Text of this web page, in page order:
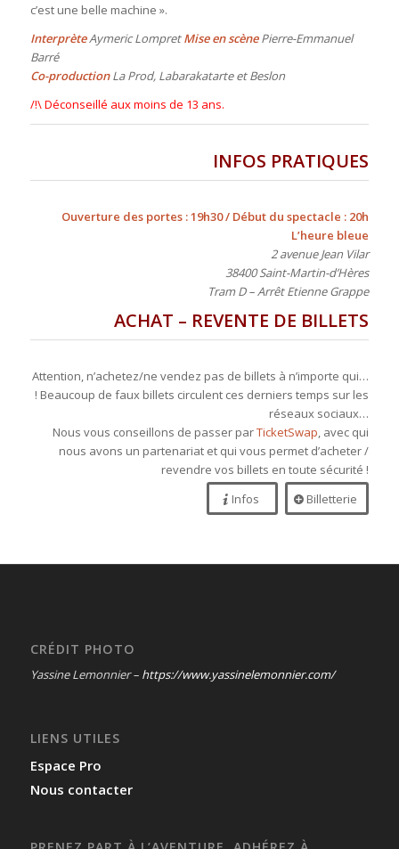
c’est une belle machine ».
InterprèteAymeric LompretMise en scènePierre-Emmanuel
Barré
Co-productionLa Prod, Labarakatarte et Beslon
/!\ Déconseillé aux moins de 13 ans.
INFOS PRATIQUES
Ouverture des portes : 19h30 / Début du spectacle : 20h
L’heure bleue
2 avenue Jean Vilar
38400 Saint-Martin-d’Hères
Tram D – Arrêt Etienne Grappe
ACHAT – REVENTE DE BILLETS
Attention, n’achetez/ne vendez pas de billets à n’importe qui…
! Beaucoup de faux billets circulent ces derniers temps sur les
réseaux sociaux…
Nous vous conseillons de passer parTicketSwap, avec qui
nous avons un partenariat et qui vous permet d’acheter /
revendre vos billets en toute sécurité !
Infos
Billetterie
CRÉDIT PHOTO
Yassine Lemonnier – https://www.yassinelemonnier.com/
LIENS UTILES
Espace Pro
Nous contacter